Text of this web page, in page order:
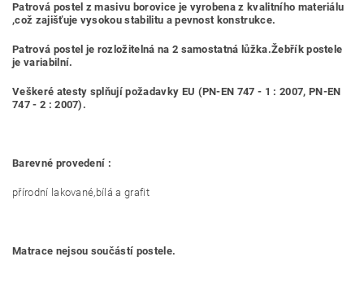
Patrová postel z masivu borovice je vyrobena z kvalitního materiálu
,což zajišťuje vysokou stabilitu a pevnost konstrukce.
Patrová postel je rozložitelná na 2 samostatná lůžka.Žebřík postele
je variabilní.
Veškeré atesty splňují požadavky EU (PN-EN 747 - 1 : 2007, PN-EN
747 - 2 : 2007).
Barevné provedení :
přírodní lakované,bílá a grafit
Matrace nejsou součástí postele.